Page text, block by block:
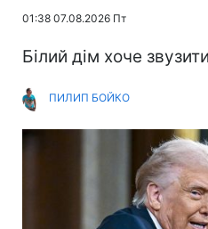
01:38 07.08.2026 Пт
Білий дім хоче
ПИЛИП БОЙКО